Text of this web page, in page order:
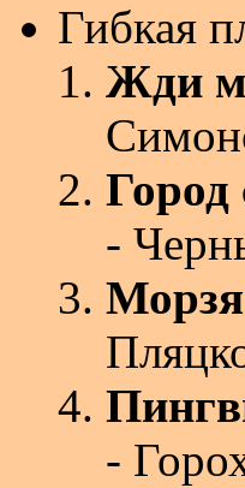
Гибкая
Жди
Город
-
-